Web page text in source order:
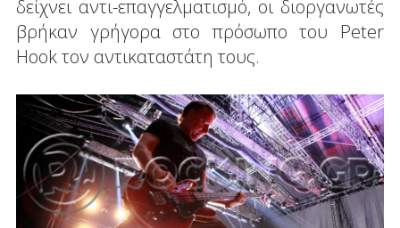
δείχνει αντι-επαγγελματισμό, οι διοργανωτές
βρήκαν γρήγορα στο πρόσωπο του Peter
Hook τον αντικαταστάτη τους.